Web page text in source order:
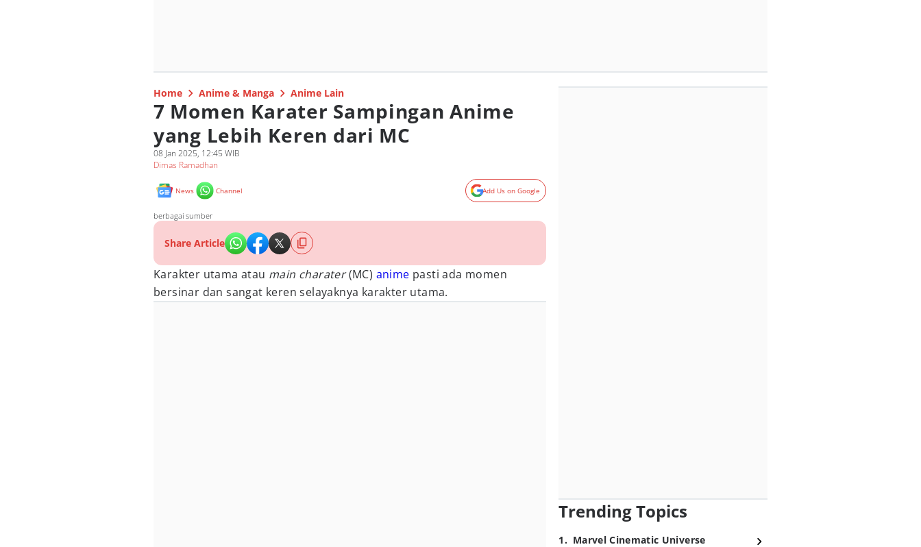
Home Anime & Manga Anime Lain
7 Momen Karater Sampingan Anime
yang Lebih Keren dari MC
08 Jan 2025, 12:45 WIB
Dimas Ramadhan
News Channel Add Us on Google
berbagai sumber
Share Article
Karakter utama atau main charater(MC) anime pasti ada momen
bersinar dan sangat keren selayaknya karakter utama.
Trending Topics
1. Marvel Cinematic Universe